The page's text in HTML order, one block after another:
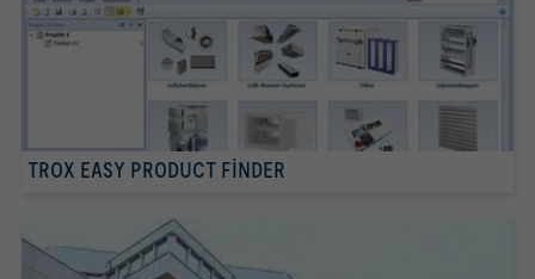
TROX EASY PRODUCT FINDER